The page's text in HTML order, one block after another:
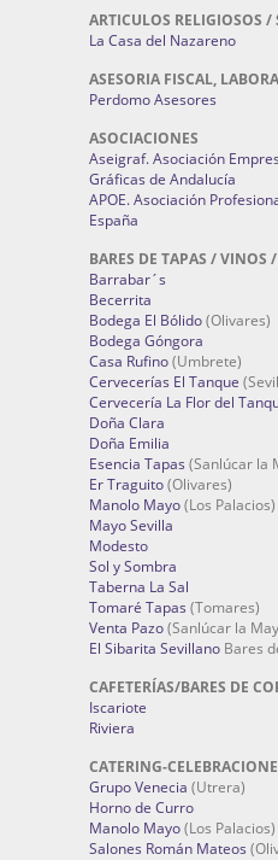
ARTICULOS RELIGIOSOS /
La Casa del Nazareno
ASESORIA FISCAL,
Perdomo Asesores
ASOCIACIONES
Aseigraf. Asociación
Gráficas de Andalucía
APOE. Asociación
España
BARES DE TAPAS / VINOS /
Barrabar´s
Becerrita
Bodega El Bólido(Olivares)
Bodega Góngora
Casa Rufino(Umbrete)
Cervecerías El Tanque
Cervecería La Flor del
Doña Clara
Doña Emilia
Esencia Tapas (Sanlúcar la
Er Traguito(Olivares)
Manolo Mayo(Los Palacios)
Mayo Sevilla
Modesto
Sol y Sombra
Taberna La Sal
Tomaré Tapas (Tomares)
Venta Pazo(Sanlúcar la
El Sibarita Sevillano Bares
CAFETERÍAS/BARES DE
Iscariote
Riviera
CATERING-
Grupo Venecia (Utrera)
Horno de Curro
Manolo Mayo(Los Palacios)
Salones Román Mateos